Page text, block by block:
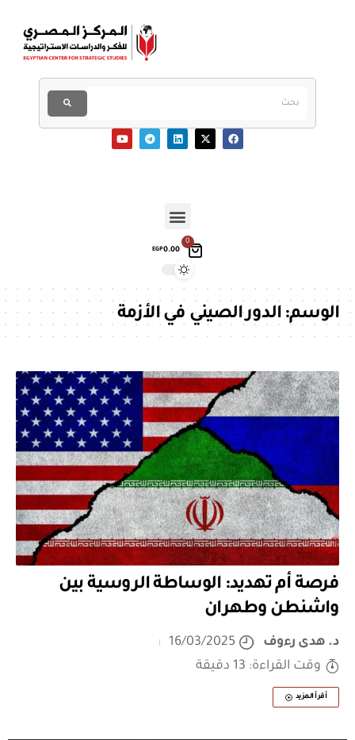
0
EGP0.00
الوسم:الدور الصيني في الأزمة
فرصة أم تهديد: الوساطة الروسية بين
واشنطن وطهران
د. هدى رءوف
16/03/2025
وقت القراءة: 13 دقيقة
أقرأ المزيد